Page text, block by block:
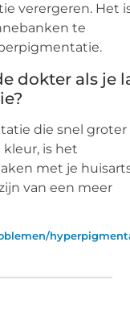
verergeren. Het
te
dokter als je
die snel groter
is het
met je
van een meer